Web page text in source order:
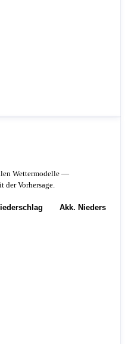
Wettermodelle —
Vorhersage.
Akk.